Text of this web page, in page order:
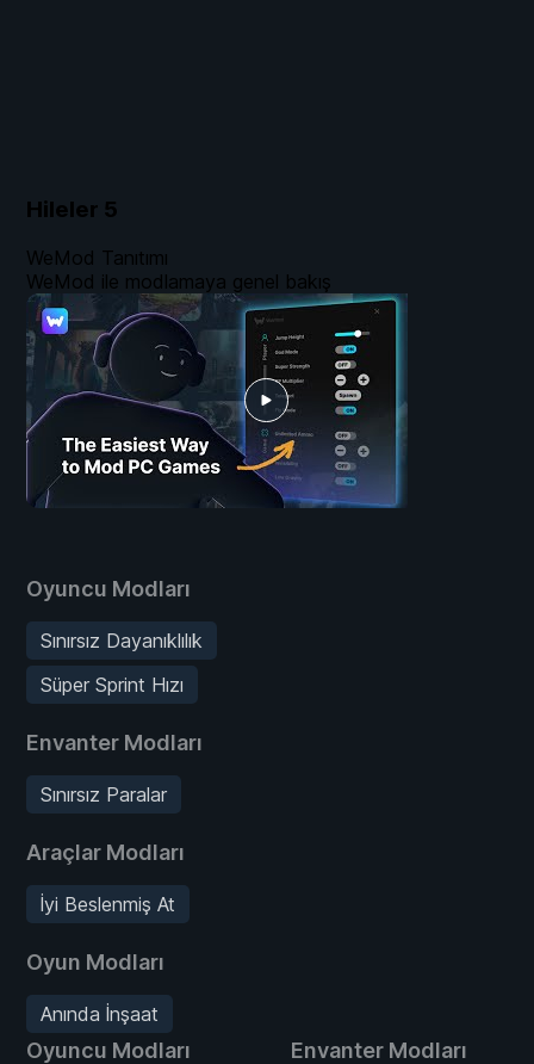
Hileler 5
Oyuncu Modları
Sınırsız Dayanıklılık
Süper Sprint Hızı
Envanter Modları
Sınırsız Paralar
Araçlar Modları
İyi Beslenmiş At
Oyun Modları
Anında İnşaat
Oyuncu Modları Envanter Modları
WeMod Tanıtımı
WeMod ile modlamaya genel bakış